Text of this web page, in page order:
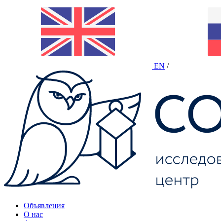
EN /
Объявления
О нас